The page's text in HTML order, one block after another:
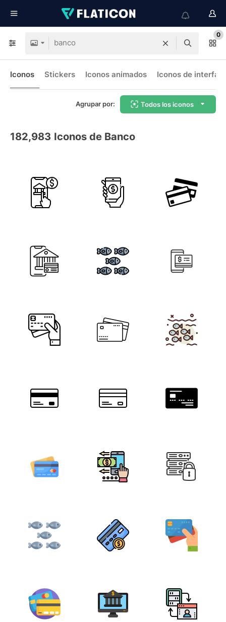
0
Iconos Stickers Iconos animados Iconos de interfaz
Agrupar por: Todos los iconos
182,983 Iconos de Banco